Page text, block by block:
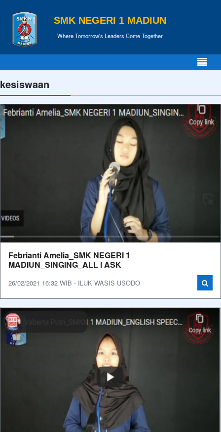
SMK NEGERI 1 MADIUN
Where Tomorrow's Leaders Come Together
kesiswaan
Febrianti Amelia_SMK NEGERI 1
MADIUN_SINGING_ALL I ASK
26/02/2021 16:32 WIB - ILUK WASIS USODO